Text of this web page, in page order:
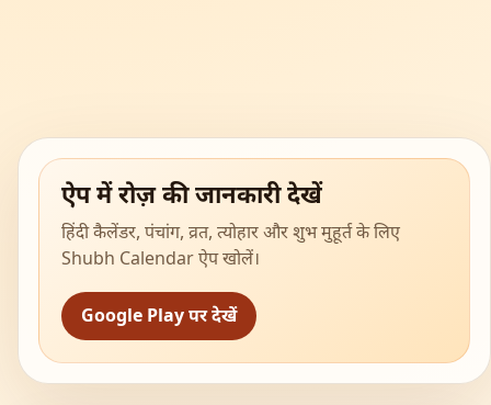
ऐप में रोज़ की जानकारी देखें
हिंदी कैलेंडर, पंचांग, व्रत, त्योहार और शुभ मुहूर्त के लिए
Shubh Calendar ऐप खोलें।
Google Play पर देखें